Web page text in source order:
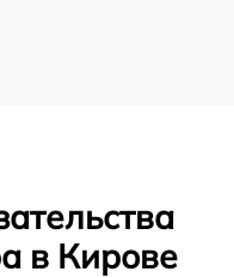
в Кирове